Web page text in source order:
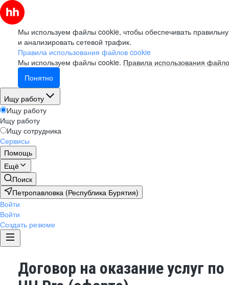
Мы используем файлы cookie, чтобы обеспечивать
и анализировать сетевой трафик.
Правила использования файлов cookie
Мы используем файлы cookie. Правила использования
Понятно
Ищу работу
Ищу работу
Ищу работу
Ищу сотрудника
Сервисы
Помощь
Ещё
Поиск
Петропавловка (Республика Бурятия)
Войти
Войти
Создать резюме
Договор на оказание услуг